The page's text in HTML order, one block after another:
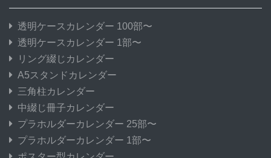
透明ケースカレンダー 100部〜
透明ケースカレンダー 1部〜
リング綴じカレンダー
A5スタンドカレンダー
三角柱カレンダー
中綴じ冊子カレンダー
プラホルダーカレンダー 25部〜
プラホルダーカレンダー 1部〜